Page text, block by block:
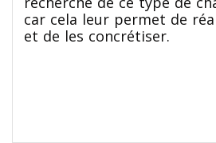
car cela leur permet de
et de les concrétiser.